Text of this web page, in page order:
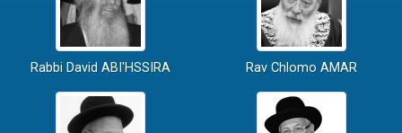
Rabbi David ABI'HSSIRA Rav Chlomo AMAR